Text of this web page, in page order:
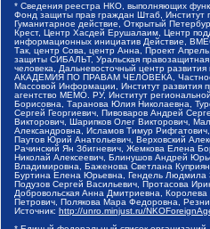
* Сведения реестра НКО, выполняющих
Фонд защиты прав граждан Штаб,
Гуманитарное действие, Открытый
Крест, Центр Хасдей Ерушалаим, Центр
информационных инициатив Действие,
Так, центр Сова, центр Анна, Проект
защиты СИБАЛЬТ, Уральская
человека, Дальневосточный центр
АКАДЕМИЯ ПО ПРАВАМ ЧЕЛОВЕКА, Частное
Массовой Информации, Институт развития
агентство МЕМО. РУ, Институт
Борисовна, Таранова Юлия Николаевна,
Сергей Георгиевич, Пивоваров Андрей
Викторович, Шарипков Олег Викторович,
Александровна, Исламов Тимур
Паутов Юрий Анатольевич, Верховский
Рачинский Ян Збигневич, Жемкова Елена
Николай Алексеевич, Блинушов Андрей
Владимировна, Баженова Светлана
Буртина Елена Юрьевна, Гендель Людмила
Подузов Сергей Васильевич, Протасова
Добровольская Анна Дмитриевна,
Петрович, Полякова Мара Федоровна,
Источник: http://unro.minjust.ru/